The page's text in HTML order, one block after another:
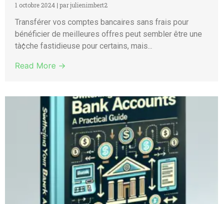
1 octobre 2024 | par julienimbert2
Transférer vos comptes bancaires sans frais pour
bénéficier de meilleures offres peut sembler être une
tà¢che fastidieuse pour certains, mais...
Read More →